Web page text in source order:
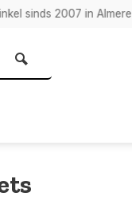
sinds 2007 in Almere